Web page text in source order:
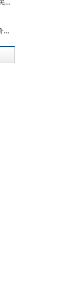
林修能：自由与民主：超越西方“普世价值”的全人类共同价值理论建构初探